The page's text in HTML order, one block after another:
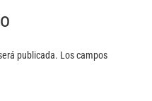
publicada. Los campos